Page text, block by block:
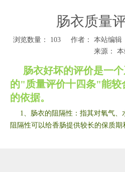
肠衣质量
浏览数量： 103作者： 本站编辑
来源：
肠衣好坏的评价是一
的"质量评价十四条"能较
的依据。
1、肠衣的阻隔性：指其对氧气、
阻隔性可以给香肠提供较长的保质